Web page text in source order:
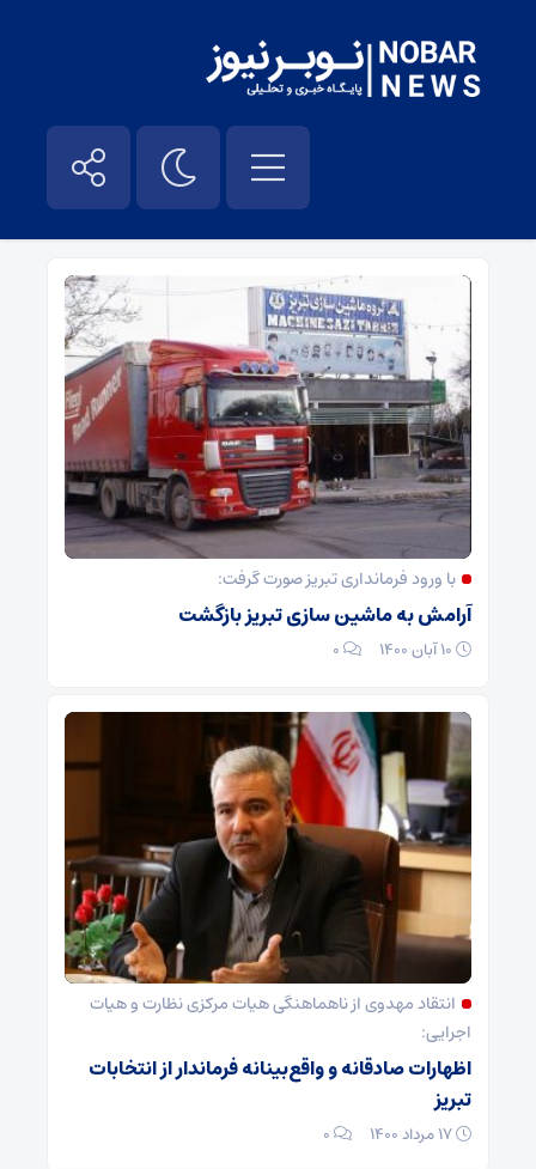
بهروز مهدوی – نوبر نیوز
با ورود فرمانداری تبریز صورت گرفت:
آرامش به ماشین سازی تبریز بازگشت
۰
انتقاد مهدوی از ناهماهنگی هیات مرکزی نظارت و هیات
اجرایی:
اظهارات صادقانه و واقع‌بینانه فرماندار از انتخابات
تبریز
۰